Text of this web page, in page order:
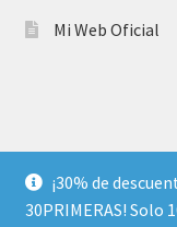
¡30% de
30PRIMERAS! Solo
Mi Web Oficial
Política de
Reembolsos